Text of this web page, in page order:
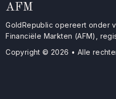
AFM
GoldRepublic opereert onder
Financiële Markten (AFM),
Copyright © 2026 • Alle